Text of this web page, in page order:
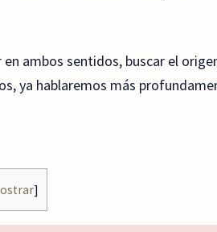
en ambos sentidos, buscar el
ya hablaremos más
]